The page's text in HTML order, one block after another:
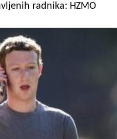
radnika: HZMO